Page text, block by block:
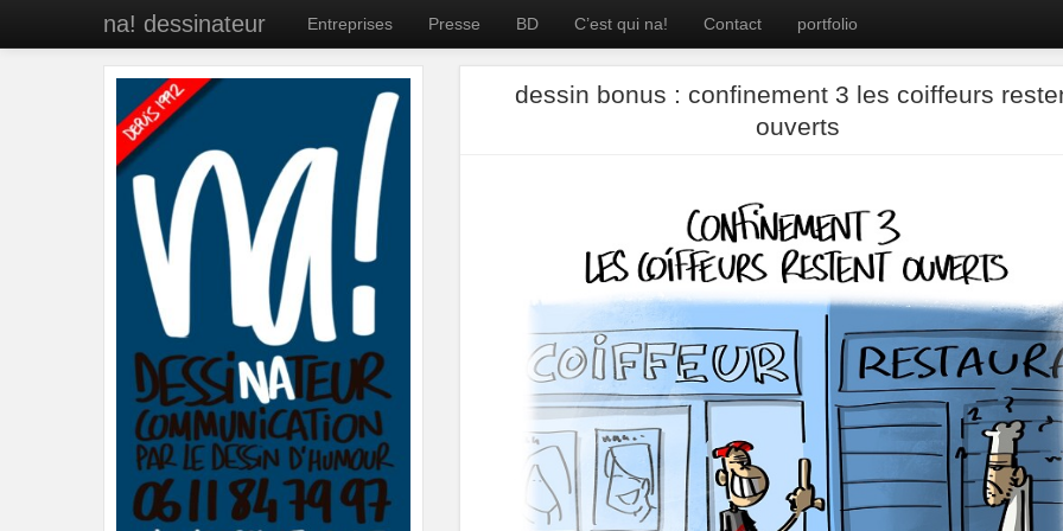
na! dessinateur Entreprises Presse BD C’est qui na! Contact portfolio
dessin bonus : confinement 3 les coiffeurs
ouverts